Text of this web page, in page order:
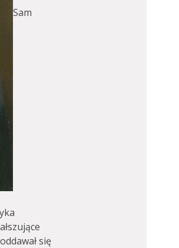
Sam
się